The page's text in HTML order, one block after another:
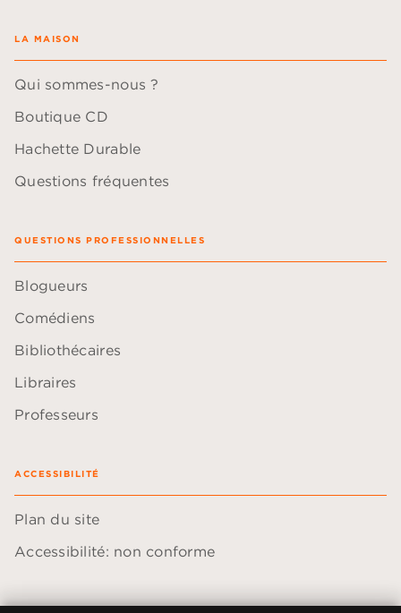
LA MAISON
Qui sommes-nous ?
Boutique CD
Hachette Durable
Questions fréquentes
QUESTIONS PROFESSIONNELLES
Blogueurs
Comédiens
Bibliothécaires
Libraires
Professeurs
ACCESSIBILITÉ
Plan du site
Accessibilité: non conforme